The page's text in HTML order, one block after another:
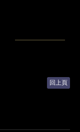
回上頁